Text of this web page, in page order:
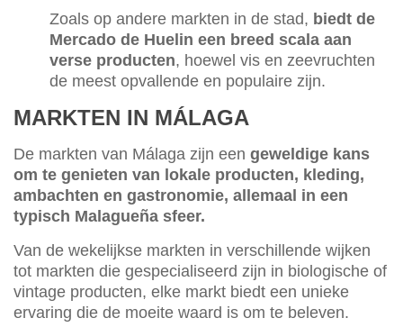
Zoals op andere markten in de stad, biedt de
Mercado de Huelin een breed scala aan
verse producten, hoewel vis en zeevruchten
de meest opvallende en populaire zijn.
MARKTEN IN MÁLAGA
De markten van Málaga zijn een geweldige kans
om te genieten van lokale producten, kleding,
ambachten en gastronomie, allemaal in een
typisch Malagueña sfeer.
Van de wekelijkse markten in verschillende wijken
tot markten die gespecialiseerd zijn in biologische of
vintage producten, elke markt biedt een unieke
ervaring die de moeite waard is om te beleven.